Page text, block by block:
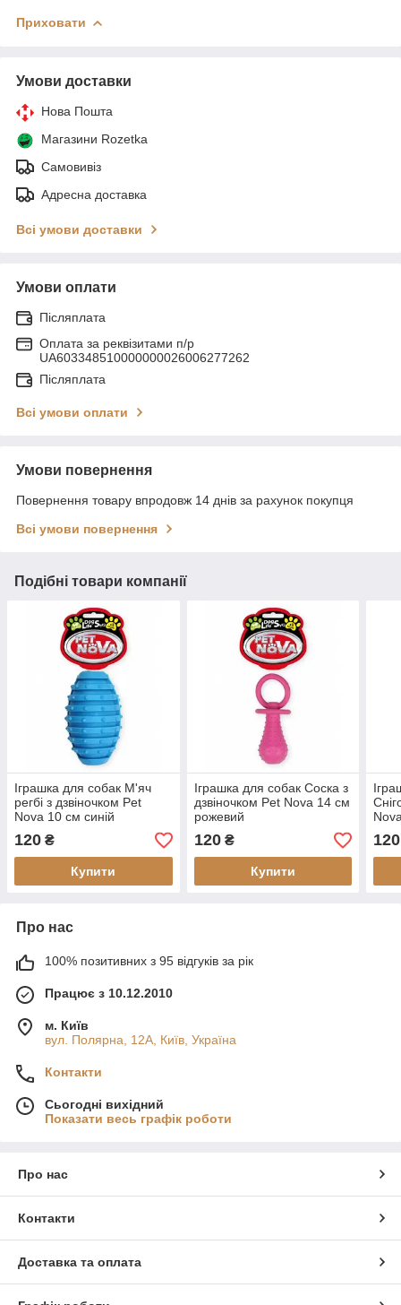
Приховати
Умови доставки
Нова Пошта
Магазини Rozetka
Самовивіз
Адресна доставка
Всі умови доставки
Умови оплати
Післяплата
Оплата за реквізитами п/р
UA603348510000000026006277262
Післяплата
Всі умови оплати
Умови повернення
Повернення товару впродовж 14 днів за рахунок покупця
Всі умови повернення
Подібні товари компанії
Іграшка для собак М'яч
регбі з дзвіночком Pet
Nova 10 см синій
120 ₴
Купити
Іграшка для собак Соска з
дзвіночком Pet Nova 14 см
рожевий
120₴
Купити
120
Про нас
100% позитивних з 95 відгуків за рік
Працює з 10.12.2010
м. Київ
вул. Полярна, 12А, Київ, Україна
Контакти
Сьогодні вихідний
Показати весь графік роботи
Про нас
Контакти
Доставка та оплата